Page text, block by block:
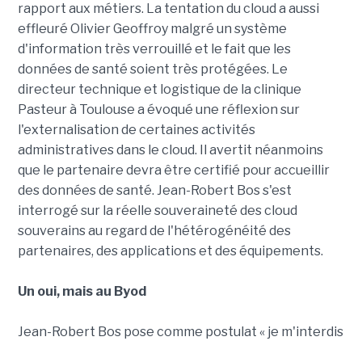
rapport aux métiers. La tentation du cloud a aussi
effleuré Olivier Geoffroy malgré un système
d'information très verrouillé et le fait que les
données de santé soient très protégées. Le
directeur technique et logistique de la clinique
Pasteur à Toulouse a évoqué une réflexion sur
l'externalisation de certaines activités
administratives dans le cloud. Il avertit néanmoins
que le partenaire devra être certifié pour accueillir
des données de santé. Jean-Robert Bos s'est
interrogé sur la réelle souveraineté des cloud
souverains au regard de l'hétérogénéité des
partenaires, des applications et des équipements.
Un oui, mais au Byod
Jean-Robert Bos pose comme postulat « je m'interdis